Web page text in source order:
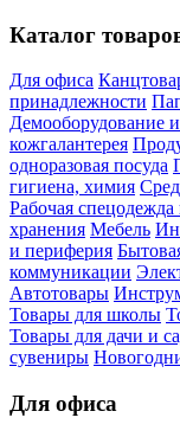
Каталог
Для офиса
принадлежности
Демооборудование
кожгалантерея
одноразовая посуда
гигиена, химия
Рабочая
хранения Мебель
и периферия
коммуникации
Автотовары
Товары для школы
Товары для дачи и
сувениры
Для офиса